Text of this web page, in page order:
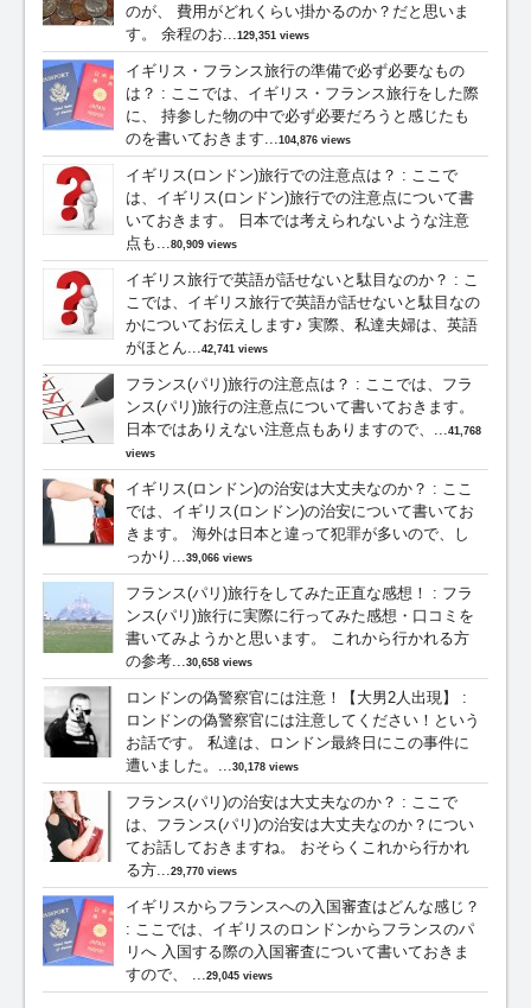
のが、 費用がどれくらい掛かるのか？だと思いま
す。 余程のお...
129,351 views
イギリス・フランス旅行の準備で必ず必要なもの
は？ : ここでは、イギリス・フランス旅行をした際
に、 持参した物の中で必ず必要だろうと感じたも
のを書いておきます...
104,876 views
イギリス(ロンドン)旅行での注意点は？ : ここで
は、イギリス(ロンドン)旅行での注意点について書
いておきます。 日本では考えられないような注意
点も...
80,909 views
イギリス旅行で英語が話せないと駄目なのか？ : こ
こでは、イギリス旅行で英語が話せないと駄目なの
かについてお伝えします♪ 実際、私達夫婦は、英語
がほとん...
42,741 views
フランス(パリ)旅行の注意点は？ : ここでは、フラ
ンス(パリ)旅行の注意点について書いておきます。
日本ではありえない注意点もありますので、...
41,768
views
イギリス(ロンドン)の治安は大丈夫なのか？ : ここ
では、イギリス(ロンドン)の治安について書いてお
きます。 海外は日本と違って犯罪が多いので、し
っかり...
39,066 views
フランス(パリ)旅行をしてみた正直な感想！ : フラ
ンス(パリ)旅行に実際に行ってみた感想・口コミを
書いてみようかと思います。 これから行かれる方
の参考...
30,658 views
ロンドンの偽警察官には注意！【大男2人出現】
:
ロンドンの偽警察官には注意してください！という
お話です。 私達は、ロンドン最終日にこの事件に
遭いました。...
30,178 views
フランス(パリ)の治安は大丈夫なのか？ : ここで
は、フランス(パリ)の治安は大丈夫なのか？につい
てお話しておきますね。 おそらくこれから行かれ
る方...
29,770 views
イギリスからフランスへの入国審査はどんな感じ？
: ここでは、イギリスのロンドンからフランスのパ
リへ 入国する際の入国審査について書いておきま
すので、 ...
29,045 views